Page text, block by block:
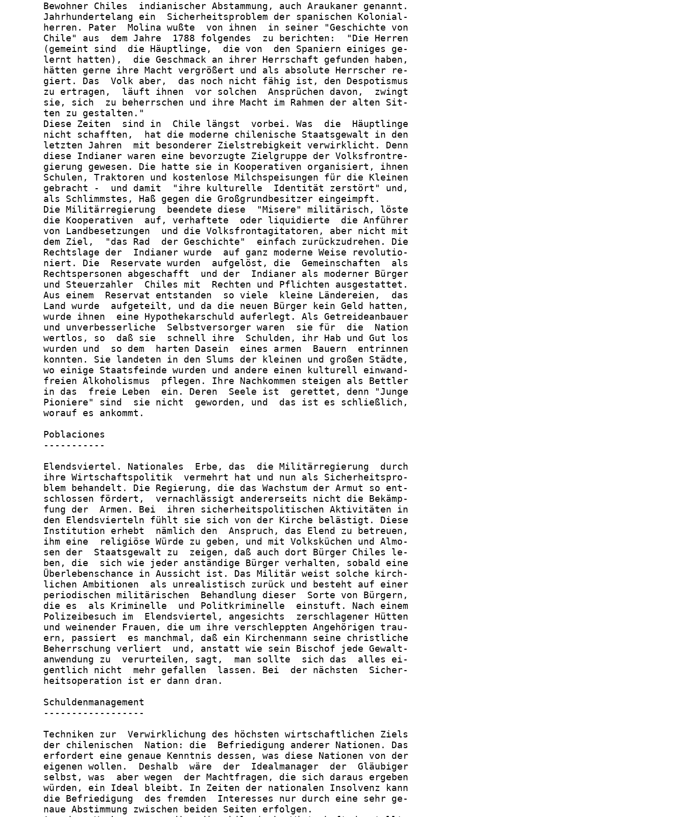
       Bewohner Chiles  indianischer Abstammung, auch Araukaner genannt.
       Jahrhundertelang ein  Sicherheitsproblem der spanischen Kolonial-
       herren. Pater  Molina wußte  von ihnen  in seiner "Geschichte von
       Chile" aus  dem Jahre  1788 folgendes  zu berichten:  "Die Herren
       (gemeint sind  die Häuptlinge,  die von  den Spaniern einiges ge-
       lernt hatten),  die Geschmack an ihrer Herrschaft gefunden haben,
       hätten gerne ihre Macht vergrößert und als absolute Herrscher re-
       giert. Das  Volk aber,  das noch nicht fähig ist, den Despotismus
       zu ertragen,  läuft ihnen  vor solchen  Ansprüchen davon,  zwingt
       sie, sich  zu beherrschen und ihre Macht im Rahmen der alten Sit-
       ten zu gestalten."
       Diese Zeiten  sind in  Chile längst  vorbei. Was  die  Häuptlinge
       nicht schafften,  hat die moderne chilenische Staatsgewalt in den
       letzten Jahren  mit besonderer Zielstrebigkeit verwirklicht. Denn
       diese Indianer waren eine bevorzugte Zielgruppe der Volksfrontre-
       gierung gewesen. Die hatte sie in Kooperativen organisiert, ihnen
       Schulen, Traktoren und kostenlose Milchspeisungen für die Kleinen
       gebracht -  und damit  "ihre kulturelle  Identität zerstört" und,
       als Schlimmstes, Haß gegen die Großgrundbesitzer eingeimpft.
       Die Militärregierung  beendete diese  "Misere" militärisch, löste
       die Kooperativen  auf, verhaftete  oder liquidierte  die Anführer
       von Landbesetzungen  und die Volksfrontagitatoren, aber nicht mit
       dem Ziel,  "das Rad  der Geschichte"  einfach zurückzudrehen. Die
       Rechtslage der  Indianer wurde  auf ganz moderne Weise revolutio-
       niert. Die  Reservate wurden  aufgelöst, die  Gemeinschaften  als
       Rechtspersonen abgeschafft  und der  Indianer als moderner Bürger
       und Steuerzahler  Chiles mit  Rechten und Pflichten ausgestattet.
       Aus einem  Reservat entstanden  so viele  kleine Ländereien,  das
       Land wurde  aufgeteilt, und da die neuen Bürger kein Geld hatten,
       wurde ihnen  eine Hypothekarschuld auferlegt. Als Getreideanbauer
       und unverbesserliche  Selbstversorger waren  sie für  die  Nation
       wertlos, so  daß sie  schnell ihre  Schulden, ihr Hab und Gut los
       wurden und  so dem  harten Dasein  eines armen  Bauern  entrinnen
       konnten. Sie landeten in den Slums der kleinen und großen Städte,
       wo einige Staatsfeinde wurden und andere einen kulturell einwand-
       freien Alkoholismus  pflegen. Ihre Nachkommen steigen als Bettler
       in das  freie Leben  ein. Deren  Seele ist  gerettet, denn "Junge
       Pioniere" sind  sie nicht  geworden, und  das ist es schließlich,
       worauf es ankommt.
       Poblaciones
       -----------
       Elendsviertel. Nationales  Erbe, das  die Militärregierung  durch
       ihre Wirtschaftspolitik  vermehrt hat und nun als Sicherheitspro-
       blem behandelt. Die Regierung, die das Wachstum der Armut so ent-
       schlossen fördert,  vernachlässigt andererseits nicht die Bekämp-
       fung der  Armen. Bei  ihren sicherheitspolitischen Aktivitäten in
       den Elendsvierteln fühlt sie sich von der Kirche belästigt. Diese
       Institution erhebt  nämlich den  Anspruch, das Elend zu betreuen,
       ihm eine  religiöse Würde zu geben, und mit Volksküchen und Almo-
       sen der  Staatsgewalt zu  zeigen, daß auch dort Bürger Chiles le-
       ben, die  sich wie jeder anständige Bürger verhalten, sobald eine
       Überlebenschance in Aussicht ist. Das Militär weist solche kirch-
       lichen Ambitionen  als unrealistisch zurück und besteht auf einer
       periodischen militärischen  Behandlung dieser  Sorte von Bürgern,
       die es  als Kriminelle  und Politkriminelle  einstuft. Nach einem
       Polizeibesuch im  Elendsviertel, angesichts  zerschlagener Hütten
       und weinender Frauen, die um ihre verschleppten Angehörigen trau-
       ern, passiert  es manchmal, daß ein Kirchenmann seine christliche
       Beherrschung verliert  und, anstatt wie sein Bischof jede Gewalt-
       anwendung zu  verurteilen, sagt,  man sollte  sich das  alles ei-
       gentlich nicht  mehr gefallen  lassen. Bei  der nächsten  Sicher-
       heitsoperation ist er dann dran.
       Schuldenmanagement
       ------------------
       Techniken zur  Verwirklichung des höchsten wirtschaftlichen Ziels
       der chilenischen  Nation: die  Befriedigung anderer Nationen. Das
       erfordert eine genaue Kenntnis dessen, was diese Nationen von der
       eigenen wollen.  Deshalb  wäre  der  Idealmanager  der  Gläubiger
       selbst, was  aber wegen  der Machtfragen, die sich daraus ergeben
       würden, ein Ideal bleibt. In Zeiten der nationalen Insolvenz kann
       die Befriedigung  des fremden  Interesses nur durch eine sehr ge-
       naue Abstimmung zwischen beiden Seiten erfolgen.